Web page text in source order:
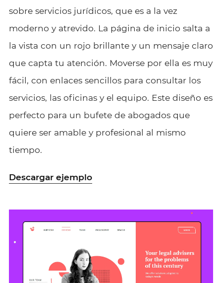
sobre servicios jurídicos, que es a la vez
moderno y atrevido. La página de inicio salta a
la vista con un rojo brillante y un mensaje claro
que capta tu atención. Moverse por ella es muy
fácil, con enlaces sencillos para consultar los
servicios, las oficinas y el equipo. Este diseño es
perfecto para un bufete de abogados que
quiere ser amable y profesional al mismo
tiempo.
Descargar ejemplo